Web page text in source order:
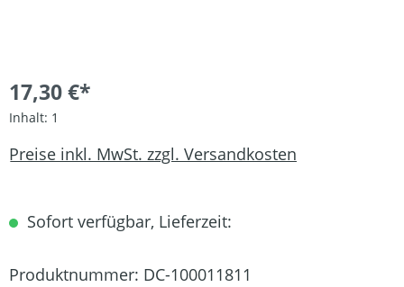
17,30 €*
Inhalt: 1
Preise inkl. MwSt. zzgl. Versandkosten
Sofort verfügbar, Lieferzeit:
Produktnummer: DC-100011811